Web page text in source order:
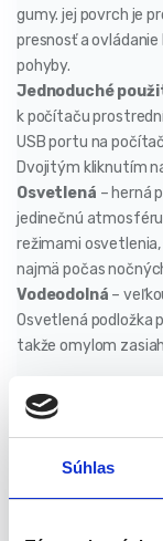
Súhlas
gumy. jej povrch je
presnosť a
pohyby.
Jednoduché
k počítaču
USB portu na
Dvojitým kliknutím
Osvetlená – herná
jedinečnú atmosféru
režimami
najmä počas
Vodeodolná –
Osvetlená podložka
takže omylom
Špecifikácia
Protišmykové: